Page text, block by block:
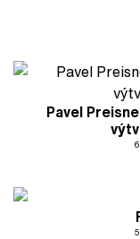
Pavel